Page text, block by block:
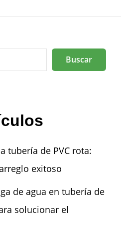
Buscar
tubería de PVC rota:
exitoso
de agua en tubería de
solucionar el